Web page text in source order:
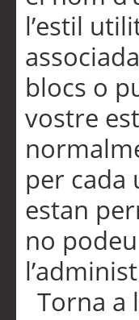
l’estil
blocs o
vostre
per cada
estan
no
Torna a